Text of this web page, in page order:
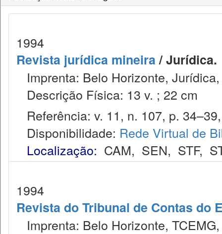
1994
Revista jurídica mineira/ Jurídica.
Imprenta: Belo Horizonte,
Descrição Física: 13 v. ; 22 cm
Referência: v. 11, n. 107, p.
Disponibilidade: Rede Virtual de
Localização: CAM, SEN, STF,
1994
Revista do Tribunal de Contas do
Imprenta: Belo Horizonte,